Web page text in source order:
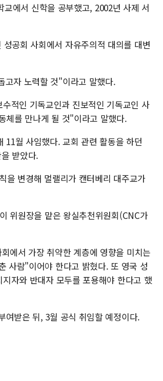
에서 신학을 공부했고, 2002년 사제 서
공회 사회에서 자유주의적 대의를 대변
고자 노력할 것"이라고 말했다.
적인 기독교인과 진보적인 기독교인 사
체를 만나게 될 것"이라고 말했다.
11월 사임했다. 교회 관련 활동을 하던
받았다.
을 변경해 멀랠리가 캔터베리 대주교가
위원장을 맡은 왕실추천위원회(CNC가
에서 가장 취약한 계층에 영향을 미치는
사람"이어야 한다고 밝혔다. 또 영국 성
자와 반대자 모두를 포용해야 한다고 했
여받은 뒤, 3월 공식 취임할 예정이다.